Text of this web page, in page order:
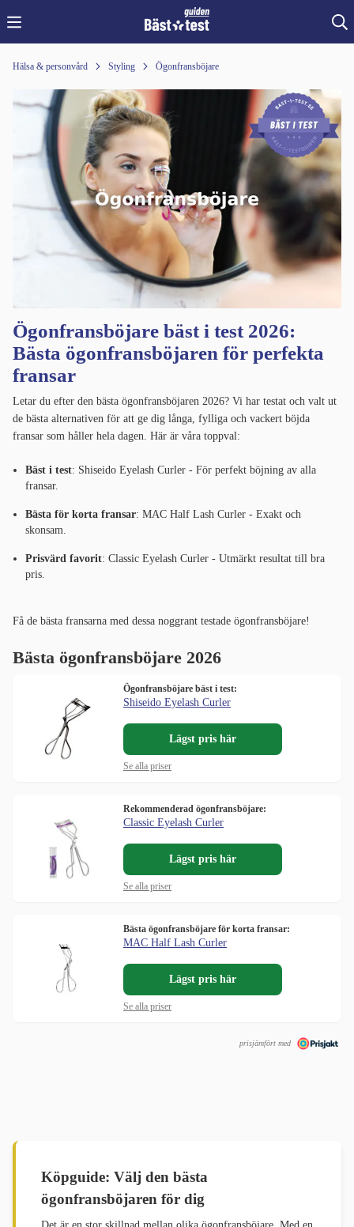
Hälsa & personvård Styling Ögonfransböjare
Ögonfransböjare bäst i test 2026:
Bästa ögonfransböjaren för perfekta
fransar
Letar du efter den bästa ögonfransböjaren 2026? Vi har testat och valt ut
de bästa alternativen för att ge dig långa, fylliga och vackert böjda
fransar som håller hela dagen. Här är våra toppval:
Bäst i test: Shiseido Eyelash Curler - För perfekt böjning av alla
fransar.
Bästa för korta fransar: MAC Half Lash Curler - Exakt och
skonsam.
Prisvärd favorit: Classic Eyelash Curler - Utmärkt resultat till bra
pris.
Få de bästa fransarna med dessa noggrant testade ögonfransböjare!
Bästa ögonfransböjare 2026
Ögonfransböjare bäst i test:
Shiseido Eyelash Curler
Lägst pris här
Se alla priser
Rekommenderad ögonfransböjare:
Classic Eyelash Curler
Lägst pris här
Se alla priser
Bästa ögonfransböjare för korta fransar:
MAC Half Lash Curler
Lägst pris här
Se alla priser
prisjämfört med
Köpguide: Välj den bästa
ögonfransböjaren för dig